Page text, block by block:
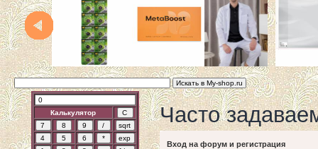
Калькулятор Часто
Вход на форум и регистрация